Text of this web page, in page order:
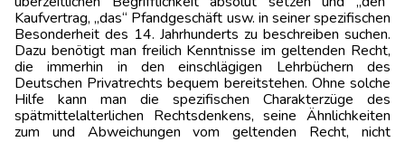
Kaufvertrag, „das“ Pfandgeschäft usw. in seiner spezifischen
Besonderheit des 14. Jahrhunderts zu beschreiben suchen.
Dazu benötigt man freilich Kenntnisse im geltenden Recht,
die immerhin in den einschlägigen Lehrbüchern des
Deutschen Privatrechts bequem bereitstehen. Ohne solche
Hilfe kann man die spezifischen Charakterzüge des
spätmittelalterlichen Rechtsdenkens, seine Ähnlichkeiten
zum und Abweichungen vom geltenden Recht, nicht